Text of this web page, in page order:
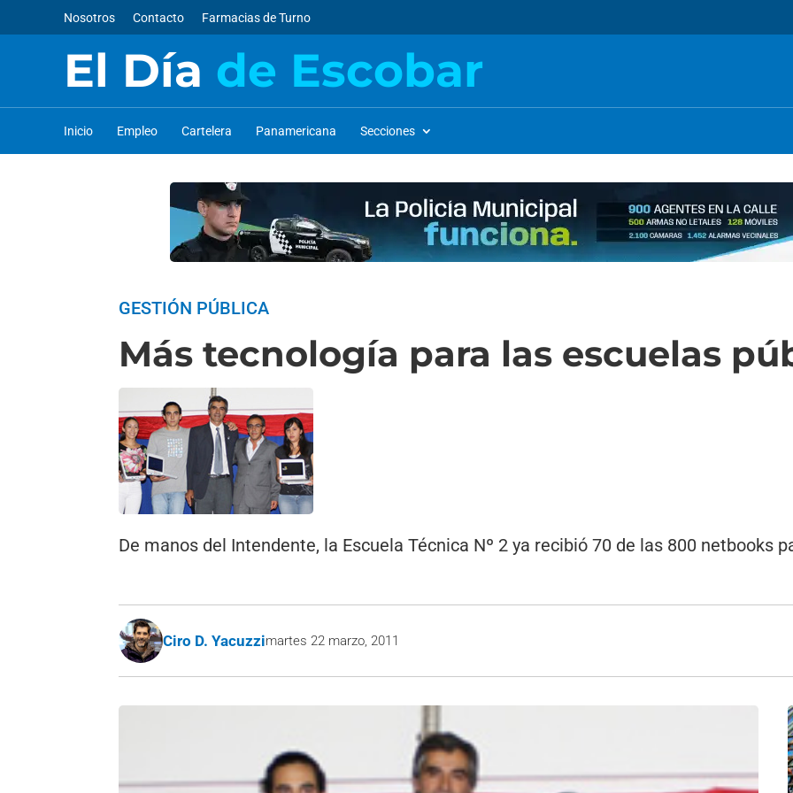
Nosotros Contacto Farmacias de Turno
El Día de Escobar
Inicio Empleo Cartelera Panamericana Secciones
GESTIÓN PÚBLICA
Más tecnología para las escuelas
De manos del Intendente, la Escuela Técnica Nº 2 ya recibió 70 de las 800 netbooks
Ciro D. Yacuzzimartes 22 marzo, 2011